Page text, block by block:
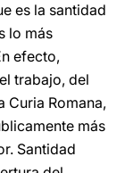
es la santidad
lo más
efecto,
trabajo, del
Curia Romana,
más
Santidad